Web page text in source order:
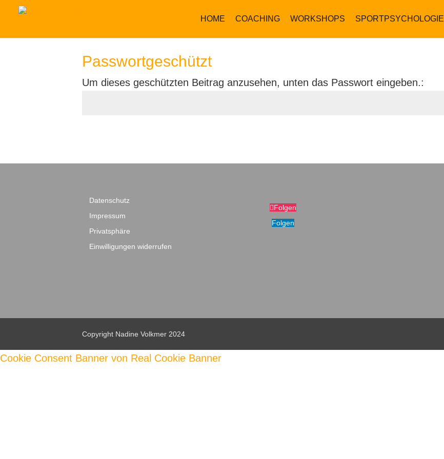
HOME COACHING WORKSHOPS SPORTPSYCHOLOGIE
Passwortgeschützt
Um dieses geschützten Beitrag anzusehen, unten das Passwort eingeben.:
Datenschutz
Impressum
Privatsphäre
Einwilligungen widerrufen
Folgen
Folgen
Copyright Nadine Volkmer 2024
Cookie Consent Banner von Real Cookie Banner